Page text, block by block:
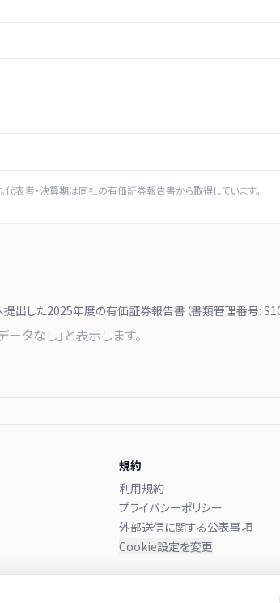
代表者・決算期は同社の有価証券報告書から取得しています。
出した2025年度の有価証券報告書（書類管理番号:
タなし」と表示します。
規約
利用規約
プライバシーポリシー
外部送信に関する公表事項
Cookie設定を変更